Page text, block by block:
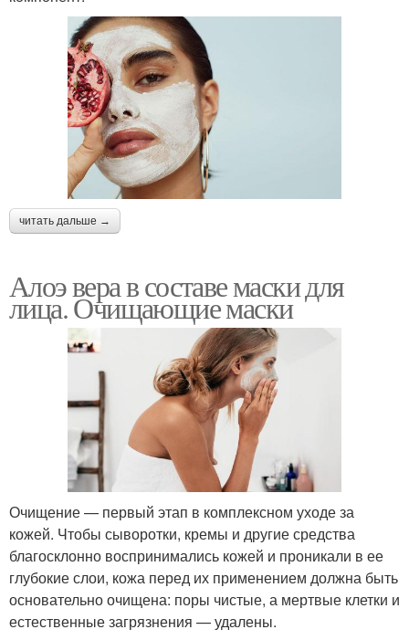
читать дальше →
Алоэ вера в составе маски для
лица. Очищающие маски
Очищение — первый этап в комплексном уходе за
кожей. Чтобы сыворотки, кремы и другие средства
благосклонно воспринимались кожей и проникали в ее
глубокие слои, кожа перед их применением должна быть
основательно очищена: поры чистые, а мертвые клетки и
естественные загрязнения — удалены.